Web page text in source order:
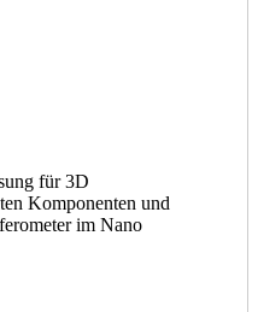
für 3D
Komponenten und
im Nano